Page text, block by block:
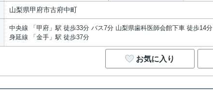
山梨県甲府市古府中町
中央線 「甲府」駅 徒歩33分 バス7分 山梨県歯科医師会館下車 徒歩14分
身延線 「金手」駅 徒歩37分
お気に入り